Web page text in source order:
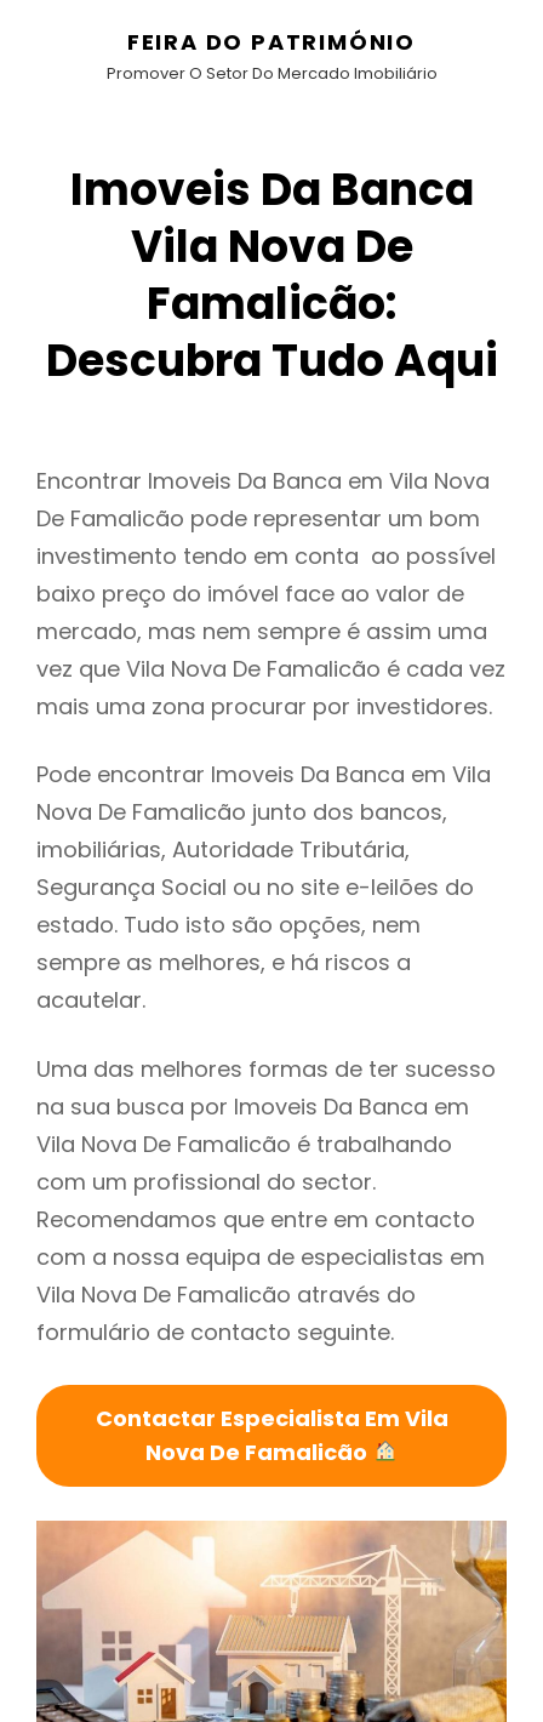
FEIRA DO PATRIMÓNIO
Promover O Setor Do Mercado Imobiliário
Imoveis Da Banca
Vila Nova De
Famalicão:
Descubra Tudo Aqui
Encontrar Imoveis Da Banca em Vila Nova
De Famalicão pode representar um bom
investimento tendo em conta ao possível
baixo preço do imóvel face ao valor de
mercado, mas nem sempre é assim uma
vez que Vila Nova De Famalicão é cada vez
mais uma zona procurar por investidores.
Pode encontrar Imoveis Da Banca em Vila
Nova De Famalicão junto dos bancos,
imobiliárias, Autoridade Tributária,
Segurança Social ou no site e-leilões do
estado. Tudo isto são opções, nem
sempre as melhores, e há riscos a
acautelar.
Uma das melhores formas de ter sucesso
na sua busca por Imoveis Da Banca em
Vila Nova De Famalicão é trabalhando
com um profissional do sector.
Recomendamos que entre em contacto
com a nossa equipa de especialistas em
Vila Nova De Famalicão através do
formulário de contacto seguinte.
Contactar Especialista Em Vila
Nova De Famalicão